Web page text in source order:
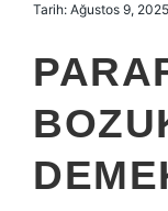
Tarih: Ağustos 9, 2025